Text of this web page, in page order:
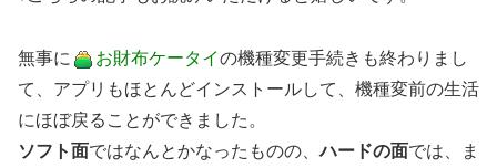
無事に お財布ケータイの機種変更手続きも終わりまし
て、アプリもほとんどインストールして、機種変前の生活
にほぼ戻ることができました。
ソフト面ではなんとかなったものの、ハードの面では、ま